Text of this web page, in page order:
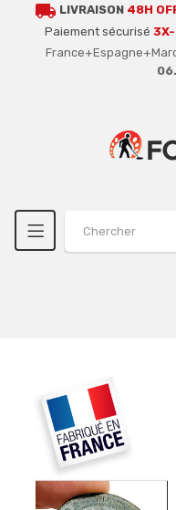
local_shipping LIVRAISON 48H
Paiement sécurisé